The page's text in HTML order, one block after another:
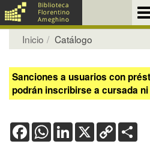
Inicio Catálogo
Sanciones a usuarios con
podrán inscribirse a cursada
FacebookWhatsApp
LinkedIn
X Copy
Link